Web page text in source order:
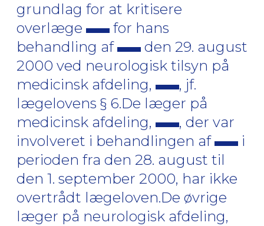
grundlag for at kritisere
overlæge
for hans
behandling af
den 29. august
2000 ved neurologisk tilsyn på
medicinsk afdeling,
, jf.
lægelovens § 6.De læger på
medicinsk afdeling,
, der var
involveret i behandlingen af
i
perioden fra den 28. august til
den 1. september 2000, har ikke
overtrådt lægeloven.De øvrige
læger på neurologisk afdeling,